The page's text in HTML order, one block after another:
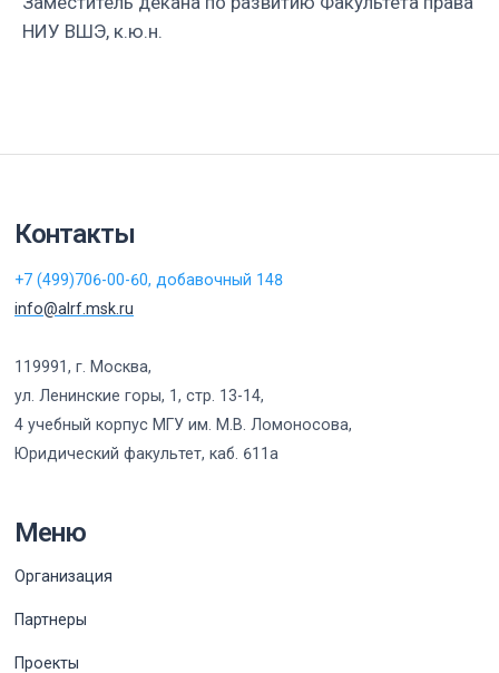
НИУ ВШЭ, к.ю.н.
Контакты
+7 (499)706-00-60, добавочный 148
info@alrf.msk.ru
119991, г. Москва,
ул. Ленинские горы, 1, стр. 13-14,
4 учебный корпус МГУ им. М.В. Ломоносова,
Юридический факультет, каб. 611а
Меню
Организация
Партнеры
Проекты